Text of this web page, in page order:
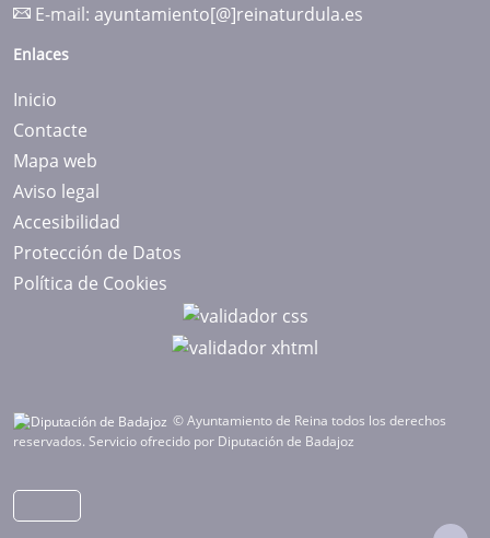
E-mail: ayuntamiento[@]reinaturdula.es
Enlaces
Inicio
Contacte
Mapa web
Aviso legal
Accesibilidad
Protección de Datos
Política de Cookies
© Ayuntamiento de Reina todos los derechos
reservados. Servicio ofrecido por Diputación de Badajoz